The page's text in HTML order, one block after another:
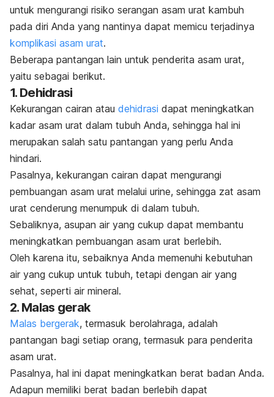
untuk mengurangi risiko serangan asam urat kambuh
pada diri Anda yang nantinya dapat memicu terjadinya
komplikasi asam urat.
Beberapa pantangan lain untuk penderita asam urat,
yaitu sebagai berikut.
1. Dehidrasi
Kekurangan cairan atau dehidrasi dapat meningkatkan
kadar asam urat dalam tubuh Anda, sehingga hal ini
merupakan salah satu pantangan yang perlu Anda
hindari.
Pasalnya, kekurangan cairan dapat mengurangi
pembuangan asam urat melalui urine, sehingga zat asam
urat cenderung menumpuk di dalam tubuh.
Sebaliknya, asupan air yang cukup dapat membantu
meningkatkan pembuangan asam urat berlebih.
Oleh karena itu, sebaiknya Anda memenuhi kebutuhan
air yang cukup untuk tubuh, tetapi dengan air yang
sehat, seperti air mineral.
2. Malas gerak
Malas bergerak, termasuk berolahraga, adalah
pantangan bagi setiap orang, termasuk para penderita
asam urat.
Pasalnya, hal ini dapat meningkatkan berat badan Anda.
Adapun memiliki berat badan berlebih dapat